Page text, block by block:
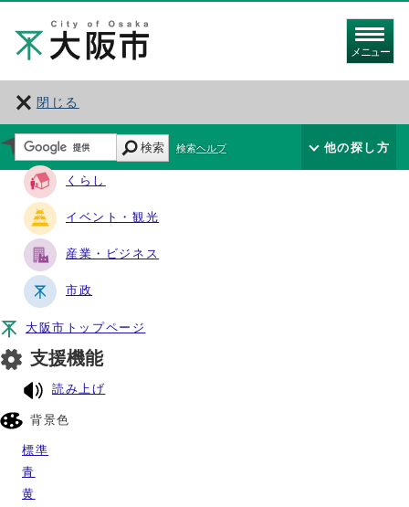
メニュー
閉じる
サイト・ナビ
くらし
イベント・観光
産業・ビジネス
市政
大阪市トップページ
支援機能
読み上げ
背景色
標準
青
黄
検索 検索ヘルプ 他の探し方